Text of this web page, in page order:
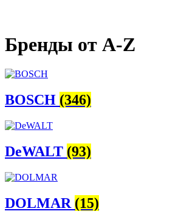
Бренды от A-Z
BOSCH (346)
DeWALT (93)
DOLMAR (15)